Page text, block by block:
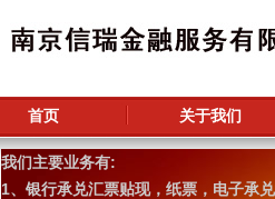
首页 关于我们
我们主要业务有:
1、银行承兑汇票贴现，纸票，电子承